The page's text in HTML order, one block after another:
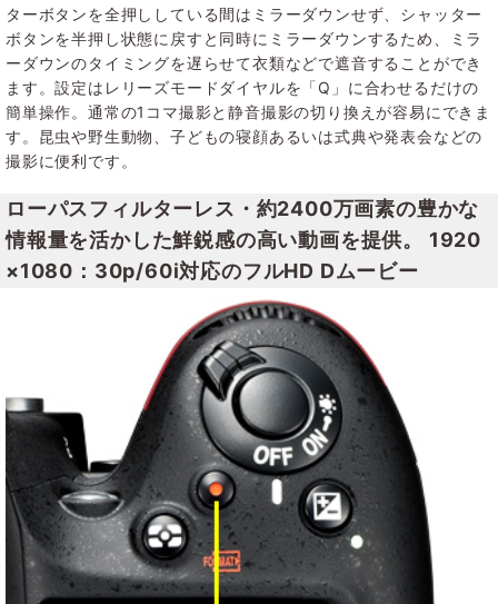
ターボタンを全押ししている間はミラーダウンせず、シャッター
ボタンを半押し状態に戻すと同時にミラーダウンするため、ミラ
ーダウンのタイミングを遅らせて衣類などで遮音することができ
ます。設定はレリーズモードダイヤルを「Q」に合わせるだけの
簡単操作。通常の1コマ撮影と静音撮影の切り換えが容易にできま
す。昆虫や野生動物、子どもの寝顔あるいは式典や発表会などの
撮影に便利です。
ローパスフィルターレス・約2400万画素の豊かな
情報量を活かした鮮鋭感の高い動画を提供。 1920
×1080：30p/60i対応のフルHD Dムービー